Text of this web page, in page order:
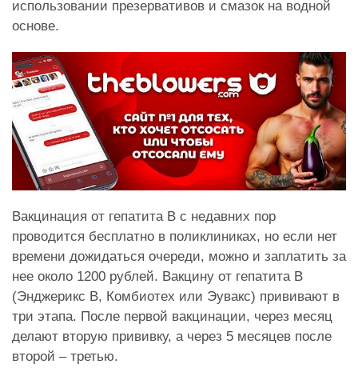
использовании презервативов и смазок на водной
основе.
Вакцинация от гепатита В с недавних пор
проводится бесплатно в поликлиниках, но если нет
времени дожидаться очереди, можно и заплатить за
нее около 1200 рублей. Вакцину от гепатита В
(Энджерикс В, Комбиотех или Эувакс) прививают в
три этапа. После первой вакцинации, через месяц
делают вторую прививку, а через 5 месяцев после
второй – третью.